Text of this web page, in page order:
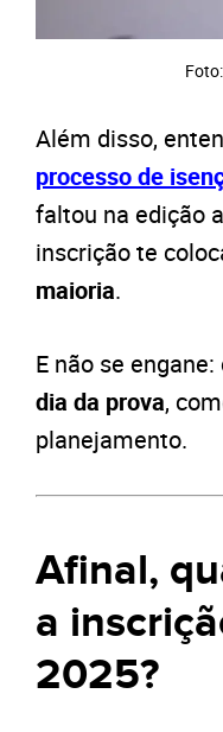
Além disso,
processo de
faltou na edição
inscrição te
maioria.
E não se engane:
dia da prova,
planejamento.
Afinal,
a
2025?